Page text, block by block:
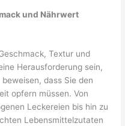
und Nährwert
Textur und
Herausforderung sein,
dass Sie den
opfern müssen. Von
Leckereien bis hin zu
Lebensmittelzutaten